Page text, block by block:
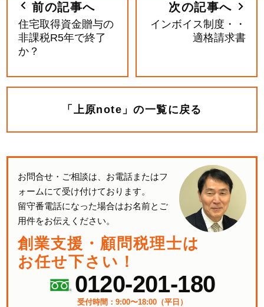
前の記事へ
住宅取得資金贈与の
非課税R5年で終了
か？
次の記事へ
インボイス制度・・
適格請求書
「上原note」の一覧に戻る
お問合せ・ご相談は、お電話またはフ
ォームにて受け付けております。
留守番電話になった場合はお名前とご
用件をお伝えください。
創業支援・顧問税理士は
お任せ下さい！
0120-201-180
受付時間：9:00〜18:00（平日）